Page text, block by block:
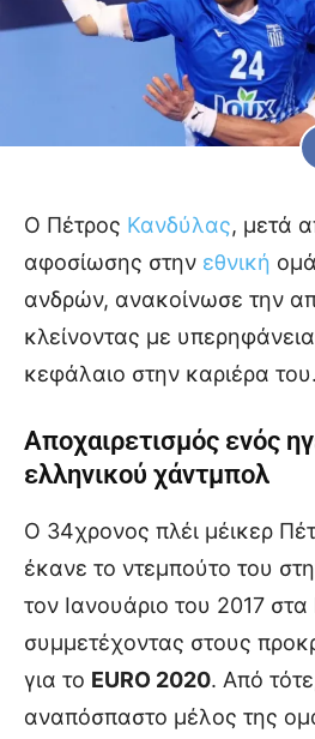
Ο Πέτρος Κανδύλας, μετά
αφοσίωσης στην εθνική
ανδρών, ανακοίνωσε την
κλείνοντας με
κεφάλαιο στην καριέρα του.
Αποχαιρετισμός ενός
ελληνικού χάντμπολ
Ο 34χρονος πλέι μέικερ
έκανε το ντεμπούτο του
τον Ιανουάριο του 2017
συμμετέχοντας στους
για το EURO 2020. Από
αναπόσπαστο μέλος της